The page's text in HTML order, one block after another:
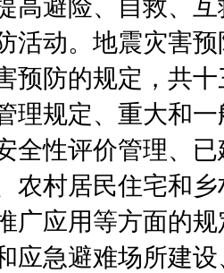
高避险、自救、
活动。地震灾害
预防的规定，共
理规定、重大和
全性评价管理、
农村居民住宅和
广应用等方面的
应急避难场所建